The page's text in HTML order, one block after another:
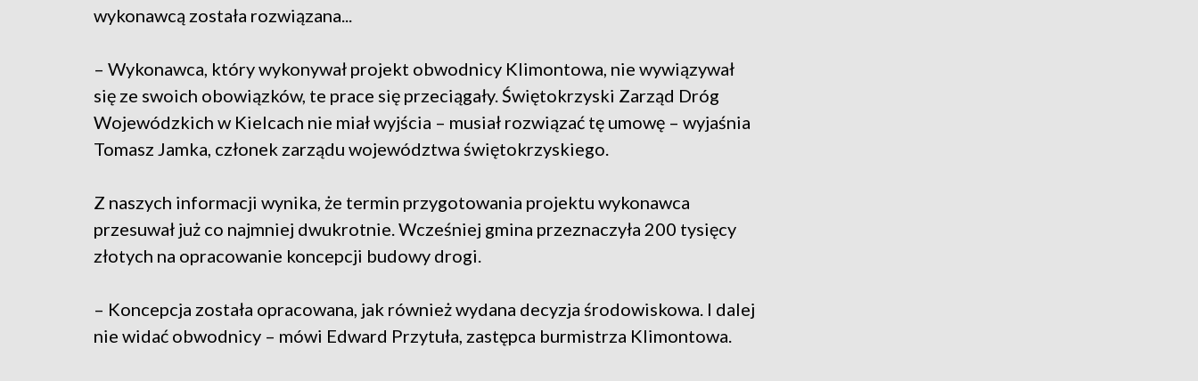
wykonawcą została rozwiązana...
– Wykonawca, który wykonywał projekt obwodnicy Klimontowa, nie wywiązywał
się ze swoich obowiązków, te prace się przeciągały. Świętokrzyski Zarząd Dróg
Wojewódzkich w Kielcach nie miał wyjścia – musiał rozwiązać tę umowę – wyjaśnia
Tomasz Jamka, członek zarządu województwa świętokrzyskiego.
Z naszych informacji wynika, że termin przygotowania projektu wykonawca
przesuwał już co najmniej dwukrotnie. Wcześniej gmina przeznaczyła 200 tysięcy
złotych na opracowanie koncepcji budowy drogi.
– Koncepcja została opracowana, jak również wydana decyzja środowiskowa. I dalej
nie widać obwodnicy – mówi Edward Przytuła, zastępca burmistrza Klimontowa.